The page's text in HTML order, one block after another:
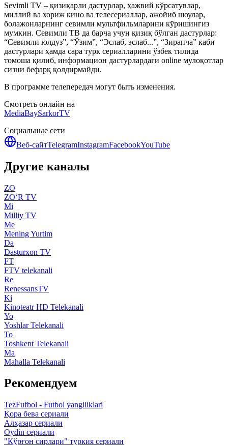
Sevimli TV – қизиқарли дастурлар, ҳажвий кўрсатувлар,
миллий ва хориж кино ва телесериаллар, ажойиб шоулар,
болажонларнинг севимли мультфильмларини кўришингиз
мумкин. Севимли ТВ да барча учун қизиқ бўлган дастурлар:
“Севимли юлдуз”, “Ўзим”, “Эслаб, эслаб...”, “Зирапча” каби
дастурлари ҳамда сара турк сериалларини ўзбек тилида
томоша қилиб, информацион дастурлардаги online мулоқотлар
сизни бефарқ қолдирмайди.
В программе телепередач могут быть изменения.
Смотреть онлайн на
MediaBaySarkorTV
Социальные сети
Веб-сайтTelegramInstagramFacebookYouTube
Другие каналы
ZO
ZO‘R TV
Mi
Milliy TV
Me
Mening Yurtim
Da
Dasturxon TV
FT
FTV telekanali
Re
RenessansTV
Ki
Kinoteatr HD Telekanali
Yo
Yoshlar Telekanali
To
Toshkent Telekanali
Ma
Mahalla Telekanali
Рекомендуем
TezFufbol - Futbol yangiliklari
Қора бева сериали
Алҳазар сериали
Oydin сериали
"Қўрғон сирлари" туркия сериали